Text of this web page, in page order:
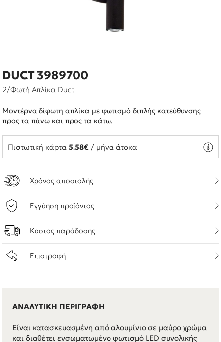
DUCT 3989700
2/Φωτή Απλίκα Duct
Μοντέρνα δίφωτη απλίκα με φωτισμό διπλής κατεύθυνσης
προς τα πάνω και προς τα κάτω.
Πιστωτική κάρτα 5.58€ / μήνα άτοκα
Χρόνος αποστολής
Εγγύηση προϊόντος
Κόστος παράδοσης
Επιστροφή
ΑΝΑΛΥΤΙΚΗ ΠΕΡΙΓΡΑΦΗ
Είναι κατασκευασμένη από αλουμίνιο σε μαύρο χρώμα
και διαθέτει ενσωματωμένο φωτισμό LED συνολικής